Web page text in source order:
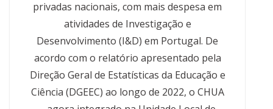
t
privadas nacionais, com mais despesa em
atividades de Investigação e
Desenvolvimento (I&D) em Portugal. De
acordo com o relatório apresentado pela
Direção Geral de Estatísticas da Educação e
Ciência (DGEEC) ao longo de 2022, o CHUA